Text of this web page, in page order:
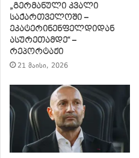
„გერმანული კვალი
საქართველოში –
ეკატერინენფელდიდან
ასურეთამდე“ –
რეპორტაჟი
21 მაისი, 2026